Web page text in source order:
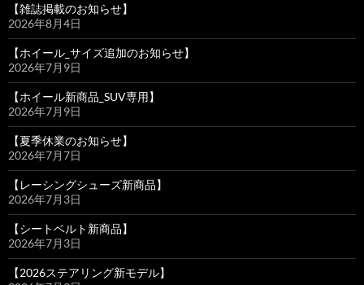
【雑誌掲載のお知らせ】
2026年8月4日
【ホイール_サイズ追加のお知らせ】
2026年7月9日
【ホイール新商品_SUV専用】
2026年7月9日
【夏季休業のお知らせ】
2026年7月7日
【レーシングシューズ新商品】
2026年7月3日
【シートベルト新商品】
2026年7月3日
【2026ステアリング新モデル】